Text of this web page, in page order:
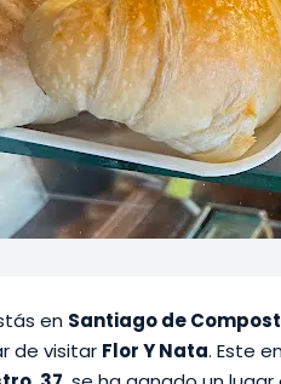
en Santiago de
de visitar Flor Y Nata. Este